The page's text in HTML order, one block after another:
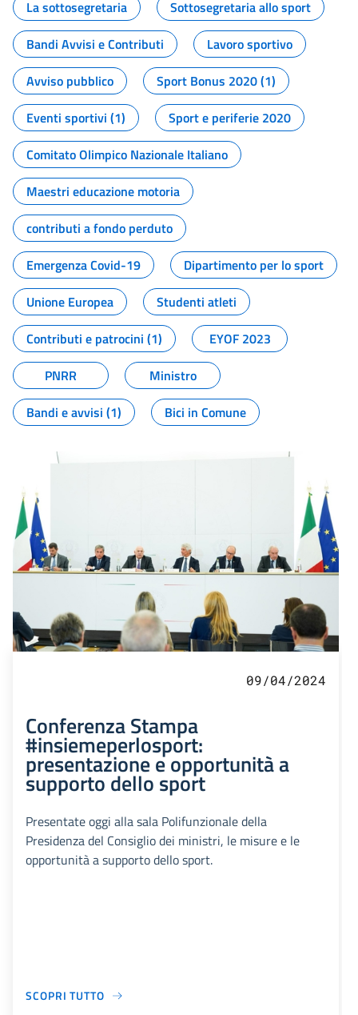
La sottosegretaria
Sottosegretaria allo sport
Bandi Avvisi e Contributi
Lavoro sportivo
Avviso pubblico
Sport Bonus 2020 (1)
Eventi sportivi (1)
Sport e periferie 2020
Comitato Olimpico Nazionale Italiano
Maestri educazione motoria
contributi a fondo perduto
Emergenza Covid-19
Dipartimento per lo sport
Unione Europea
Studenti atleti
Contributi e patrocini (1)
EYOF 2023
PNRR
Ministro
Bandi e avvisi (1)
Bici in Comune
09/04/2024
Conferenza Stampa
#insiemeperlosport:
presentazione e opportunità a
supporto dello sport
Presentate oggi alla sala Polifunzionale della
Presidenza del Consiglio dei ministri, le misure e le
opportunità a supporto dello sport.
SCOPRI TUTTO